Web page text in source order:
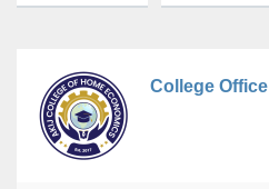
College Office